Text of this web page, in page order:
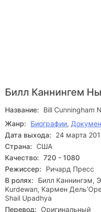
Билл Каннингем
Название: Bill Cunningham
Жанр: Биографии,
Дата выхода:
24 марта
Страна: США
Качество: 720 - 1080
Режиссер:
Ричард Пресс
В ролях:
Билл Каннингэм,
Kurdewan, Кармен
Shail Upadhya
Перевод: Оригинальный